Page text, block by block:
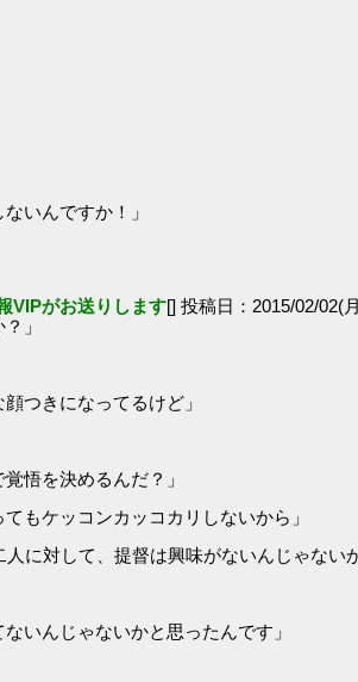
いんですか！」
VIPがお送りします[] 投稿日：2015/02/02(
」
つきになってるけど」
悟を決めるんだ？」
もケッコンカッコカリしないから」
に対して、提督は興味がないんじゃない
いんじゃないかと思ったんです」